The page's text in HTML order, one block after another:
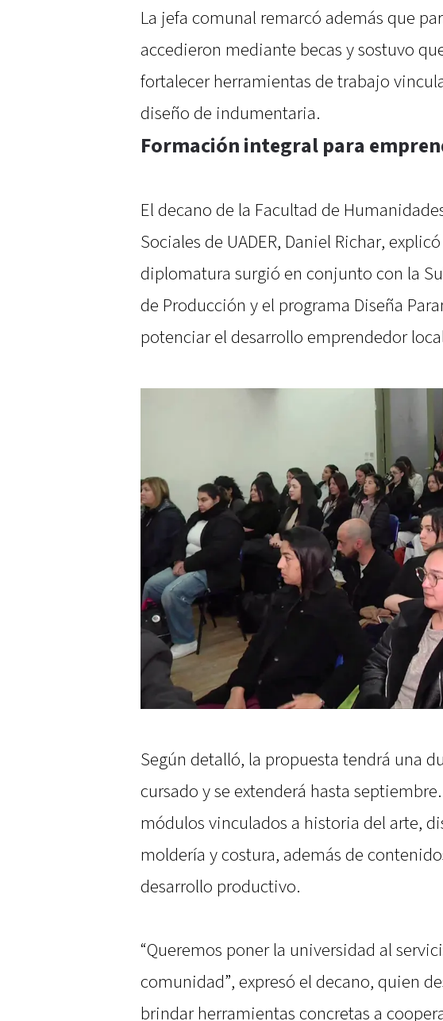
La jefa comunal remarcó además que
accedieron mediante becas y sostuvo
fortalecer herramientas de trabajo
diseño de indumentaria.
Formación integral para
El decano de la Facultad de
Sociales de UADER, Daniel Richar,
diplomatura surgió en conjunto con la
de Producción y el programa Diseña
potenciar el desarrollo emprendedor
Según detalló, la propuesta tendrá una
cursado y se extenderá hasta
módulos vinculados a historia del arte,
moldería y costura, además de
desarrollo productivo.
“Queremos poner la universidad al
comunidad”, expresó el decano, quien
brindar herramientas concretas a